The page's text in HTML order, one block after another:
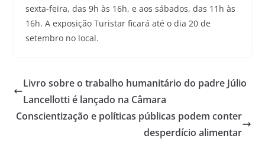
sexta-feira, das 9h às 16h, e aos sábados, das 11h às
16h. A exposição Turistar ficará até o dia 20 de
setembro no local.
Livro sobre o trabalho humanitário do padre Júlio
Lancellotti é lançado na Câmara
Conscientização e políticas públicas podem conter
desperdício alimentar